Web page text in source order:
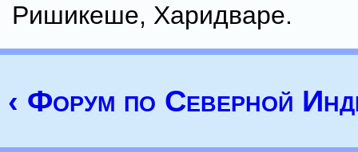
Ришикеше, Харидваре.
‹ Форум по Северной